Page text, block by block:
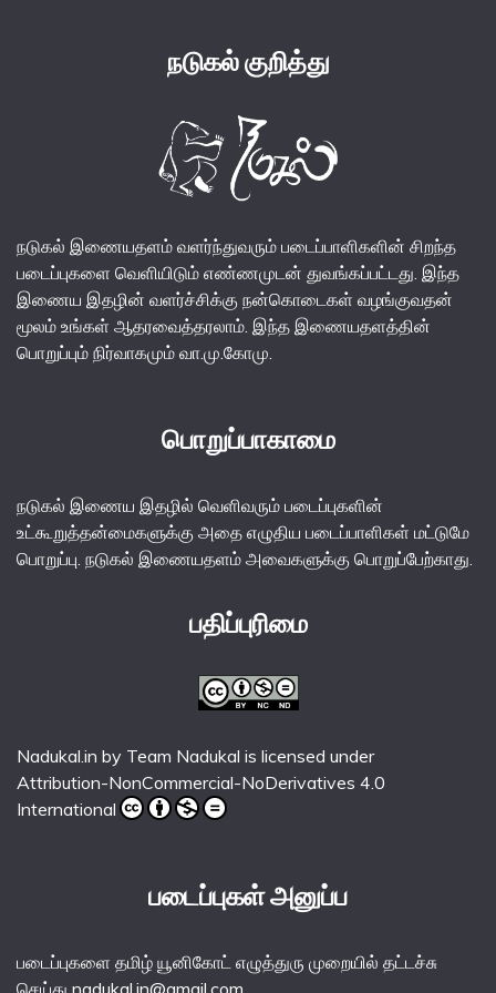
நடுகல் குறித்து
நடுகல் இணையதளம் வளர்ந்துவரும் படைப்பாளிகளின் சிறந்த
படைப்புகளை வெளியிடும் எண்ணமுடன் துவங்கப்பட்டது. இந்த
இணைய இதழின் வளர்ச்சிக்கு நன்கொடைகள் வழங்குவதன்
மூலம் உங்கள் ஆதரவைத்தரலாம். இந்த இணையதளத்தின்
பொறுப்பும் நிர்வாகமும் வா.மு.கோமு.
பொறுப்பாகாமை
நடுகல் இணைய இதழில் வெளிவரும் படைப்புகளின்
உட்கூறுத்தன்மைகளுக்கு அதை எழுதிய படைப்பாளிகள் மட்டுமே
பொறுப்பு. நடுகல் இணையதளம் அவைகளுக்கு பொறுப்பேற்காது.
பதிப்புரிமை
Nadukal.in by Team Nadukal is licensed under
Attribution-NonCommercial-NoDerivatives 4.0
International
படைப்புகள் அனுப்ப
படைப்புகளை தமிழ் யூனிகோட் எழுத்துரு முறையில் தட்டச்சு
செய்து nadukal.in@gmail.com